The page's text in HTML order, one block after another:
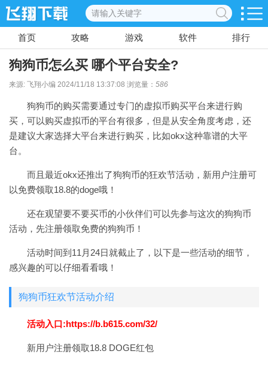
首页 攻略 游戏 软件 排行
狗狗币怎么买 哪个平台安全?
来源: 飞翔小编 2024/11/18 13:37:08 浏览量： 586
狗狗币的购买需要通过专门的虚拟币购买平台来进行购
买，可以购买虚拟币的平台有很多，但是从安全角度考虑，还
是建议大家选择大平台来进行购买，比如okx这种靠谱的大平
台。
而且最近okx还推出了狗狗币的狂欢节活动，新用户注册可
以免费领取18.8的doge哦！
还在观望要不要买币的小伙伴们可以先参与这次的狗狗币
活动，先注册领取免费的狗狗币！
活动时间到11月24日就截止了，以下是一些活动的细节，
感兴趣的可以仔细看看哦！
狗狗币狂欢节活动介绍
活动入口:https://b.b615.com/32/
新用户注册领取18.8 DOGE红包